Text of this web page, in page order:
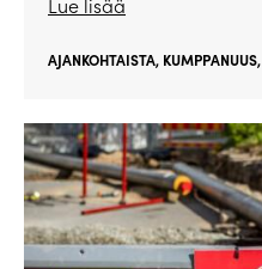
Lue lisää
AJANKOHTAISTA, KUMPPANUUS,